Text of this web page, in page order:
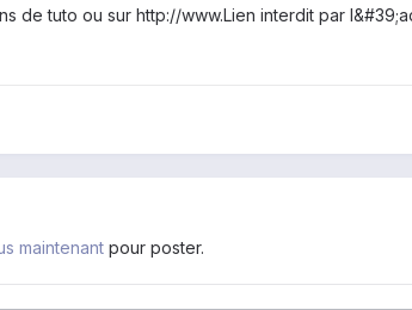
de tuto ou sur http://www.Lien interdit par
maintenant pour poster.